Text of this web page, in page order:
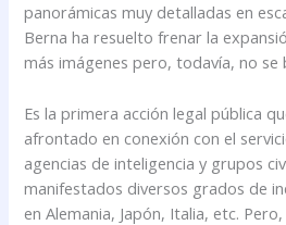
panorámicas muy detalladas en
Berna ha resuelto frenar la
más imágenes pero, todavía, no se
Es la primera acción legal pública
afrontado en conexión con el
agencias de inteligencia y grupos
manifestados diversos grados de
en Alemania, Japón, Italia, etc.